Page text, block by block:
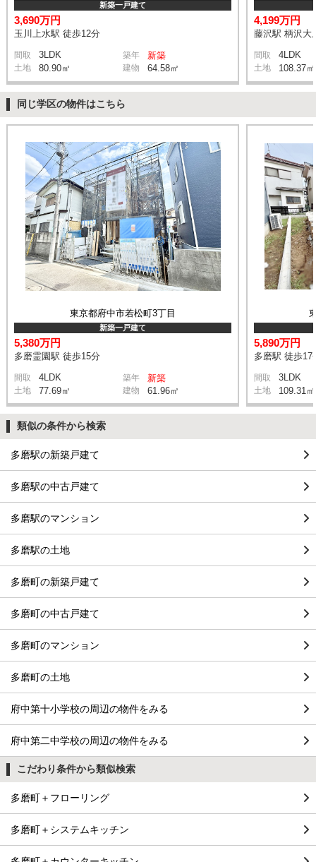
新築一戸建て
3,690万円
玉川上水駅 徒歩12分
間取 3LDK 築年 新築
土地 80.90㎡ 建物 64.58㎡
4,199万円
藤沢駅 柄沢大
間取 4LDK
土地 108.37㎡
同じ学区の物件はこちら
東京都府中市若松町3丁目
新築一戸建て
5,380万円
多磨霊園駅 徒歩15分
間取 4LDK 築年 新築
土地 77.69㎡ 建物 61.96㎡
5,890万円
多磨駅 徒歩17
間取 3LDK
土地 109.31㎡
類似の条件から検索
多磨駅の新築戸建て
多磨駅の中古戸建て
多磨駅のマンション
多磨駅の土地
多磨町の新築戸建て
多磨町の中古戸建て
多磨町のマンション
多磨町の土地
府中第十小学校の周辺の物件をみる
府中第二中学校の周辺の物件をみる
こだわり条件から類似検索
多磨町＋フローリング
多磨町＋システムキッチン